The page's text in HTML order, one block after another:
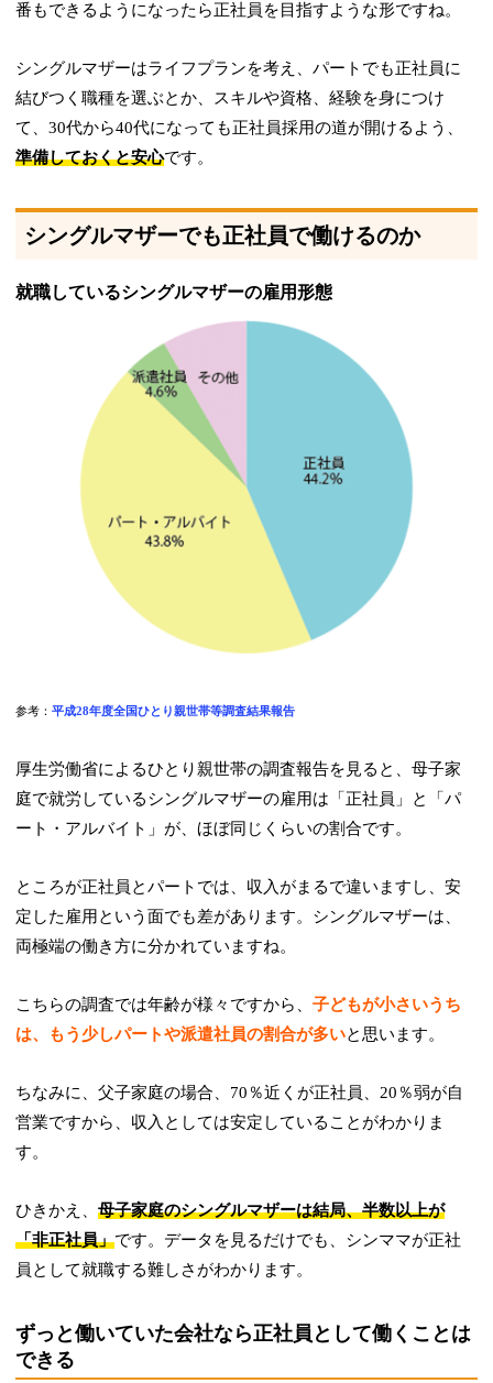
番もできるようになったら正社員を目指すような形ですね。
シングルマザーはライフプランを考え、パートでも正社員に
結びつく職種を選ぶとか、スキルや資格、経験を身につけ
て、30代から40代になっても正社員採用の道が開けるよう、
準備しておくと安心です。
シングルマザーでも正社員で働けるのか
就職しているシングルマザーの雇用形態
参考：平成28年度全国ひとり親世帯等調査結果報告
厚生労働省によるひとり親世帯の調査報告を見ると、母子家
庭で就労しているシングルマザーの雇用は「正社員」と「パ
ート・アルバイト」が、ほぼ同じくらいの割合です。
ところが正社員とパートでは、収入がまるで違いますし、安
定した雇用という面でも差があります。シングルマザーは、
両極端の働き方に分かれていますね。
こちらの調査では年齢が様々ですから、子どもが小さいうち
は、もう少しパートや派遣社員の割合が多いと思います。
ちなみに、父子家庭の場合、70％近くが正社員、20％弱が自
営業ですから、収入としては安定していることがわかりま
す。
ひきかえ、母子家庭のシングルマザーは結局、半数以上が
「非正社員」です。データを見るだけでも、シンママが正社
員として就職する難しさがわかります。
ずっと働いていた会社なら正社員として働くことは
できる